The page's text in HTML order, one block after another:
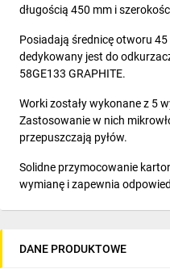
długością 450 mm i
Posiadają średnicę otworu
dedykowany jest do
58GE133 GRAPHITE.
Worki zostały wykonane z 5
Zastosowanie w nich
przepuszczają pyłów.
Solidne przymocowanie
wymianę i zapewnia
DANE PRODUKTOWE